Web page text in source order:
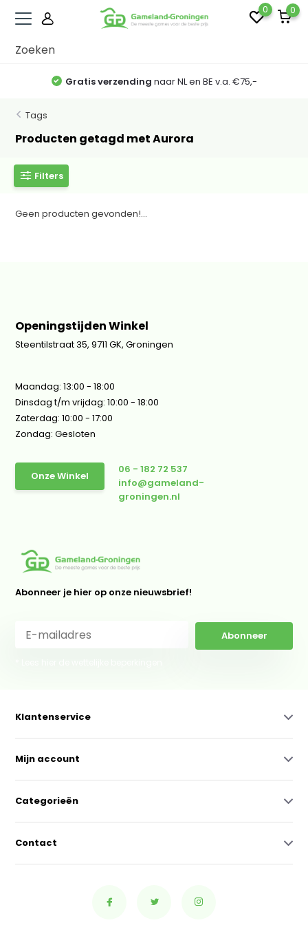
0 0
Gratis verzending naar NL en BE v.a. €75,-
Tags
Producten getagd met Aurora
Filters
Geen producten gevonden!...
Openingstijden Winkel
Steentilstraat 35, 9711 GK, Groningen
Maandag: 13:00 - 18:00
Dinsdag t/m vrijdag: 10:00 - 18:00
Zaterdag: 10:00 - 17:00
Zondag: Gesloten
Onze Winkel
06 - 182 72 537
info@gameland-
groningen.nl
Abonneer je hier op onze nieuwsbrief!
Abonneer
Klantenservice
Mijn account
Categorieën
Contact